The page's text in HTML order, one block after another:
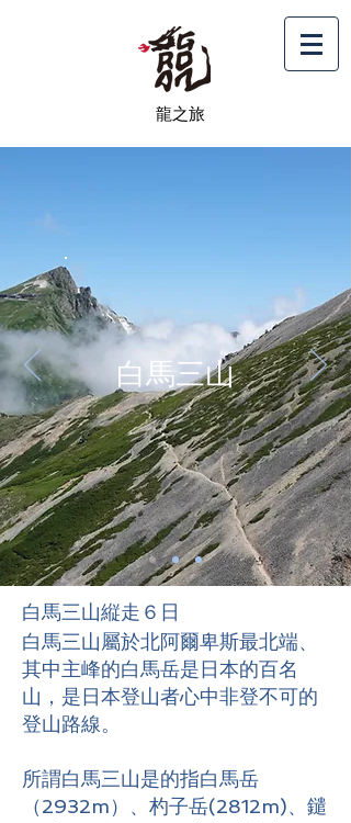
龍之旅
白馬三山
白馬三山縦走６日
白馬三山屬於北阿爾卑斯最北端、
其中主峰的白馬岳是日本的百名
山，是日本登山者心中非登不可的
登山路線。
所謂白馬三山是的指白馬岳
（2932m）、杓子岳(2812m)、鑓